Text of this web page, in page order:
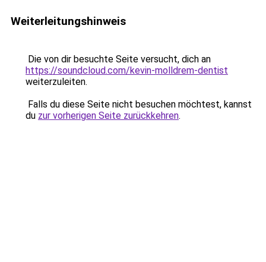
Weiterleitungshinweis
Die von dir besuchte Seite versucht, dich an
https://soundcloud.com/kevin-molldrem-dentist
weiterzuleiten.
Falls du diese Seite nicht besuchen möchtest, kannst
du zur vorherigen Seite zurückkehren.